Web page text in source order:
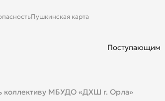
Пушкинская карта
Поступающим
коллективу МБУДО «ДХШ г. Орла»